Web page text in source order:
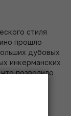
стиля
прошло
дубовых
инкерманских
позволило